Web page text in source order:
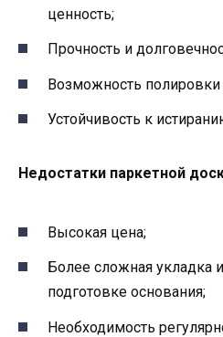
ценность;
Прочность и
Возможность полировки
Устойчивость к
Недостатки паркетной
Высокая цена;
Более сложная укладка
подготовке основания;
Необходимость